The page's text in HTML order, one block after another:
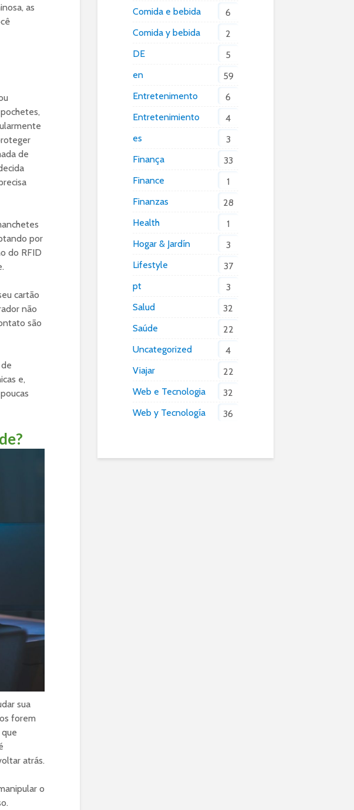
as
de
por
do RFID
cartão
não
são
e,
sua
forem
atrás.
o
Comida e bebida
6
Comida y bebida
2
DE
5
en
59
Entretenimento
6
Entretenimiento
4
es
3
Finança
33
Finance
1
Finanzas
28
Health
1
Hogar & Jardín
3
Lifestyle
37
pt
3
Salud
32
Saúde
22
Uncategorized
4
Viajar
22
Web e Tecnologia
32
Web y Tecnología
36